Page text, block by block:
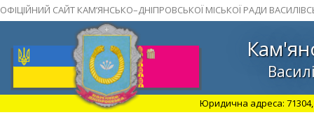
ОФІЦІЙНИЙ САЙТ КАМ’ЯНСЬКО–ДНІПРОВСЬКОЇ МІСЬКОЇ РАДИ
Юридична адреса: 71304,